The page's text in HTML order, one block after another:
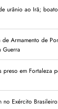
urânio ao Irã;
de Armamento de
Guerra
preso em Fortaleza
no Exército